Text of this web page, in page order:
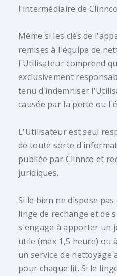
l'intermédiaire de
Même si les clés de
remises à l'équipe de
l'Utilisateur comprend
exclusivement
tenu d'indemniser
causée par la perte ou
L'Utilisateur est seul
de toute sorte
publiée par Clinnco et
juridiques.
Si le bien ne dispose
linge de rechange et de
s'engage à apporter un
utile (max 1,5 heure) ou
un service de nettoyage
pour chaque lit. Si le